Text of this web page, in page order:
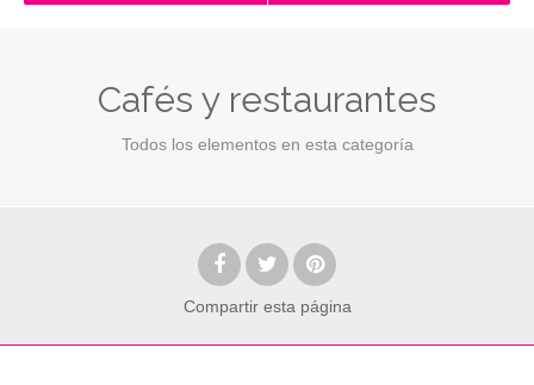
Cafés y restaurantes
Todos los elementos en esta categoría
Compartir esta página